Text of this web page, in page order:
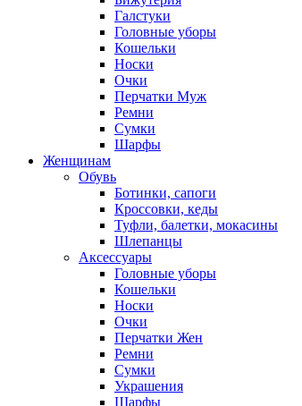
Галстуки
Головные уборы
Кошельки
Носки
Очки
Перчатки Муж
Ремни
Сумки
Шарфы
Женщинам
Обувь
Ботинки, сапоги
Кроссовки, кеды
Туфли, балетки, мокасины
Шлепанцы
Аксессуары
Головные уборы
Кошельки
Носки
Очки
Перчатки Жен
Ремни
Сумки
Украшения
Шарфы